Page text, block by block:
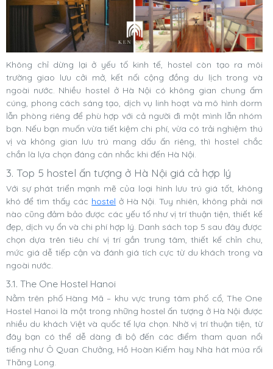
Không chỉ dừng lại ở yếu tố kinh tế, hostel còn tạo ra môi
trường giao lưu cởi mở, kết nối cộng đồng du lịch trong và
ngoài nước. Nhiều hostel ở Hà Nội có không gian chung ấm
cúng, phong cách sáng tạo, dịch vụ linh hoạt và mô hình dorm
lẫn phòng riêng để phù hợp với cả người đi một mình lẫn nhóm
bạn. Nếu bạn muốn vừa tiết kiệm chi phí, vừa có trải nghiệm thú
vị và không gian lưu trú mang dấu ấn riêng, thì hostel chắc
chắn là lựa chọn đáng cân nhắc khi đến Hà Nội.
3. Top 5 hostel ấn tượng ở Hà Nội giá cả hợp lý
Với sự phát triển mạnh mẽ của loại hình lưu trú giá tốt, không
khó để tìm thấy các hostel ở Hà Nội. Tuy nhiên, không phải nơi
nào cũng đảm bảo được các yếu tố như vị trí thuận tiện, thiết kế
đẹp, dịch vụ ổn và chi phí hợp lý. Danh sách top 5 sau đây được
chọn dựa trên tiêu chí vị trí gần trung tâm, thiết kế chỉn chu,
mức giá dễ tiếp cận và đánh giá tích cực từ du khách trong và
ngoài nước.
3.1. The One Hostel Hanoi
Nằm trên phố Hàng Mã – khu vực trung tâm phố cổ, The One
Hostel Hanoi là một trong những hostel ấn tượng ở Hà Nội được
nhiều du khách Việt và quốc tế lựa chọn. Nhờ vị trí thuận tiện, từ
đây bạn có thể dễ dàng đi bộ đến các điểm tham quan nổi
tiếng như Ô Quan Chưởng, Hồ Hoàn Kiếm hay Nhà hát múa rối
Thăng Long.